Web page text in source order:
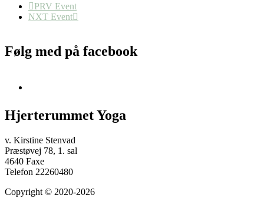
PRV Event
NXT Event
Følg med på facebook
Hjerterummet Yoga
v. Kirstine Stenvad
Præstøvej 78, 1. sal
4640 Faxe
Telefon 22260480
Copyright © 2020-2026